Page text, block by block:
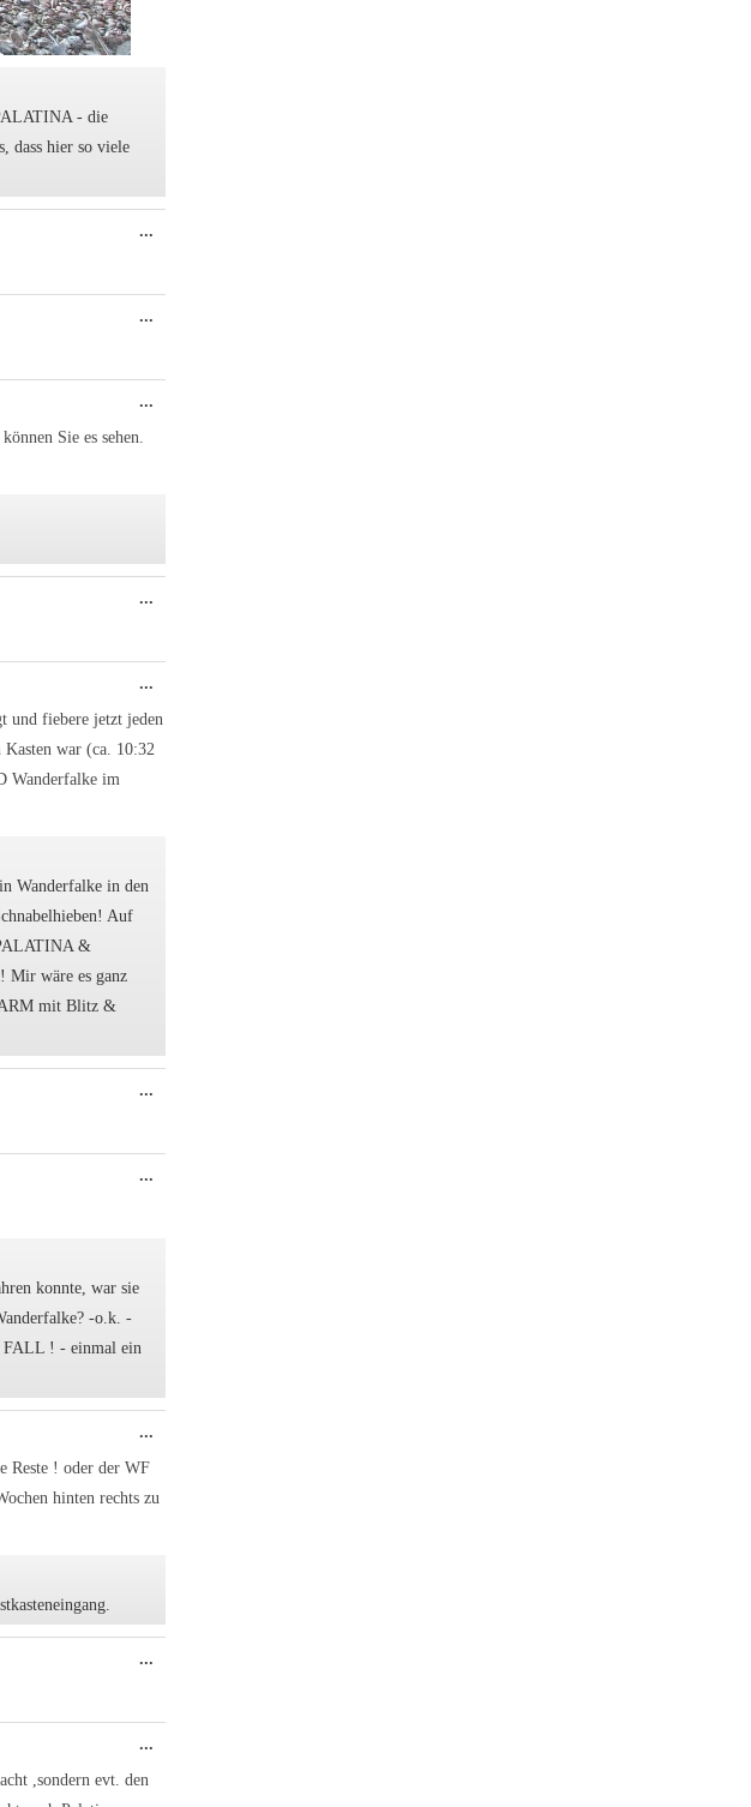
- die
dass hier so viele
...
...
Sie es sehen.
...
...
und fiebere jetzt jeden
war (ca. 10:32
Wanderfalke im
Wanderfalke in den
Auf
&
Mir wäre es ganz
mit Blitz &
...
ein-/ausblenden.
...
konnte, war sie
-o.k. -
FALL ! - einmal ein
...
Reste ! oder der WF
hinten rechts zu
...
...
,sondern evt. den
...